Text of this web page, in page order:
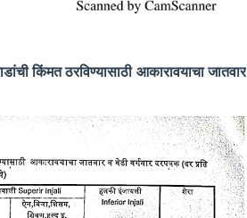
किंमत ठरविण्यासाठी आकारावयाचा जातवार